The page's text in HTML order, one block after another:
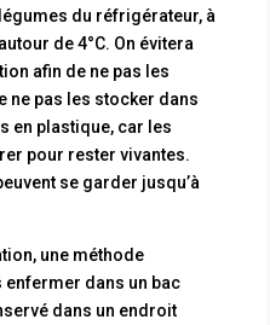
du réfrigérateur, à
de 4°C. On évitera
afin de ne pas les
ne pas les stocker dans
en plastique, car les
pour rester vivantes.
se garder jusqu’à
une méthode
dans un bac
dans un endroit